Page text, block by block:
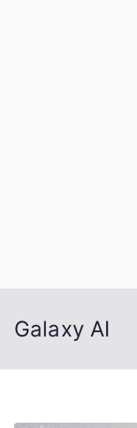
Galaxy AI